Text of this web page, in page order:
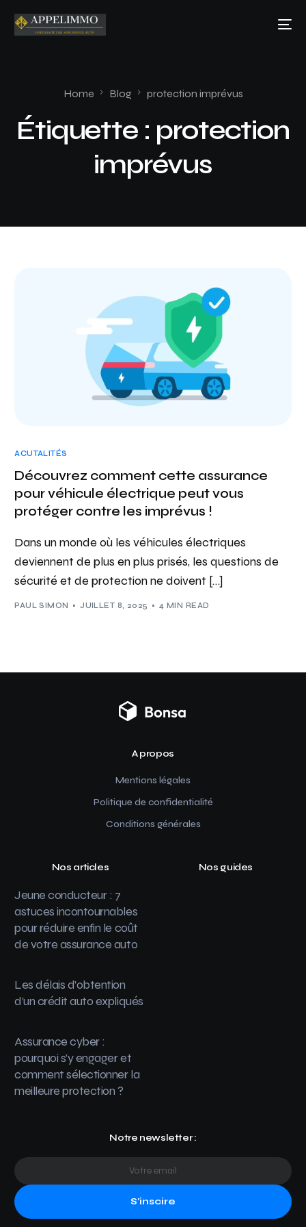
Home Blog protection imprévus
Étiquette : protection
imprévus
ACUTALITÉS
Découvrez comment cette assurance
pour véhicule électrique peut vous
protéger contre les imprévus !
Dans un monde où les véhicules électriques
deviennent de plus en plus prisés, les questions de
sécurité et de protection ne doivent […]
PAUL SIMON JUILLET 8, 2025 4 MIN READ
A propos
Mentions légales
Politique de confidentialité
Conditions générales
Nos articles
Jeune conducteur : 7
astuces incontournables
pour réduire enfin le coût
de votre assurance auto
Les délais d’obtention
d’un crédit auto expliqués
Assurance cyber :
pourquoi s’y engager et
comment sélectionner la
meilleure protection ?
Nos guides
Notre newsletter :
S'inscire